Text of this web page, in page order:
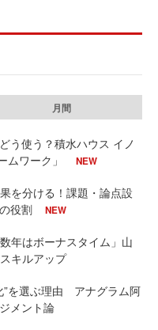
月間
う使う？積水ハウス イノ
ワーク」
NEW
を分ける！課題・論点設
役割
NEW
年はボーナスタイム」山
キルアップ
”を選ぶ理由 アナグラム阿
メント論